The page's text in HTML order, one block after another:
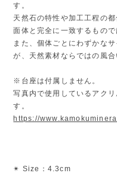
す。
天然石の特性や加工工程の
面体と完全に一致するもので
また、個体ごとにわずかな
が、天然素材ならではの風
※台座は付属しません。
写真内で使用しているアク
す。
https://
✴︎ Size：4.3cm